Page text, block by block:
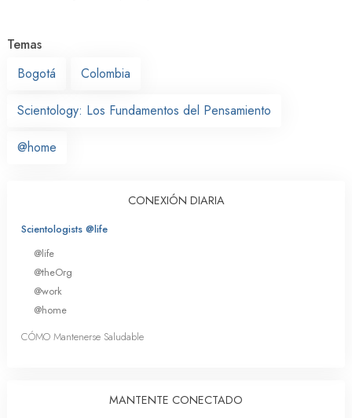
Temas
Bogotá
Colombia
Scientology: Los Fundamentos del Pensamiento
@home
CONEXIÓN DIARIA
Scientologists @life
@life
@theOrg
@work
@home
CÓMO Mantenerse Saludable
MANTENTE CONECTADO